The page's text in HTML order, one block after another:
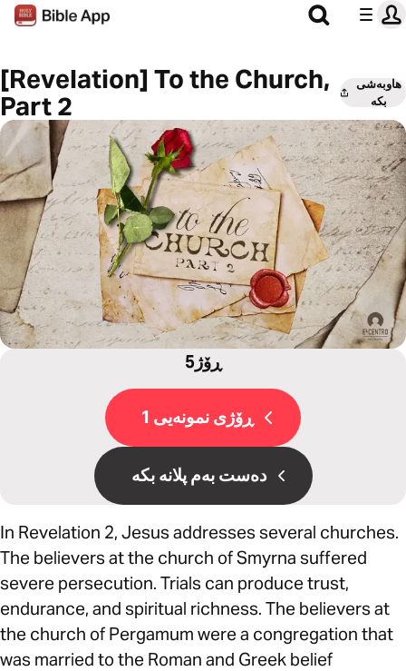
[Revelation] To the Church,
Part 2
هاوبەشی
بکە
5ڕۆژ
ڕۆژی نمونەیی 1
دەست بەم پلانە بکە
In Revelation 2, Jesus addresses several churches.
The believers at the church of Smyrna suffered
severe persecution. Trials can produce trust,
endurance, and spiritual richness. The believers at
the church of Pergamum were a congregation that
was married to the Roman and Greek belief